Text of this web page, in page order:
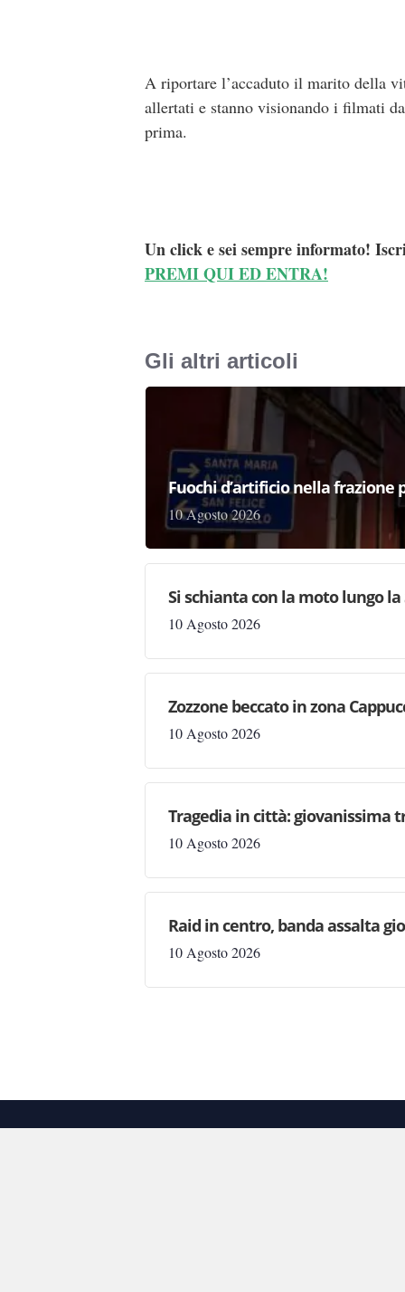
A riportare l’accaduto il marito della
allertati e stanno visionando i filmati
prima.
Un click e sei sempre informato!
PREMI QUI ED ENTRA!
Gli altri articoli
Fuochi d’artificio nella frazione
10 Agosto 2026
Si schianta con la moto lungo
10 Agosto 2026
Zozzone beccato in zona
10 Agosto 2026
Tragedia in città: giovanissima
10 Agosto 2026
Raid in centro, banda assalta
10 Agosto 2026